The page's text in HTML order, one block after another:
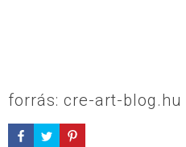
forrás: cre-art-blog.hu